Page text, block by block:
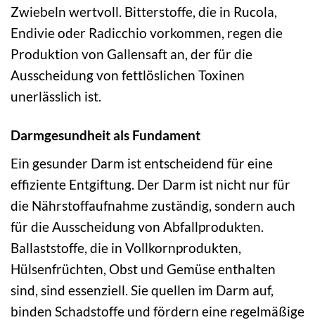
Zwiebeln wertvoll. Bitterstoffe, die in Rucola,
Endivie oder Radicchio vorkommen, regen die
Produktion von Gallensaft an, der für die
Ausscheidung von fettlöslichen Toxinen
unerlässlich ist.
Darmgesundheit als Fundament
Ein gesunder Darm ist entscheidend für eine
effiziente Entgiftung. Der Darm ist nicht nur für
die Nährstoffaufnahme zuständig, sondern auch
für die Ausscheidung von Abfallprodukten.
Ballaststoffe, die in Vollkornprodukten,
Hülsenfrüchten, Obst und Gemüse enthalten
sind, sind essenziell. Sie quellen im Darm auf,
binden Schadstoffe und fördern eine regelmäßige